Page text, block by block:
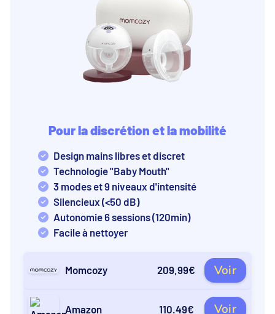
Pour la discrétion et la mobilité
Design mains libres et discret
Technologie "Baby Mouth"
3 modes et 9 niveaux d'intensité
Silencieux (<50 dB)
Autonomie 6 sessions (120min)
Facile à nettoyer
Momcozy 209,99€ Voir
Amazon 110.49€ Voir